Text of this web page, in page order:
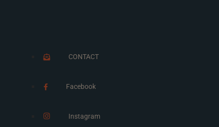
CONTACT
Facebook
Instagram